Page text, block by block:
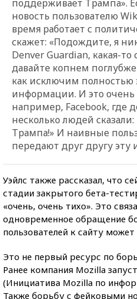
поддерживает Трампа».
новость пользователю
время работает с
скажет: «Подождите, я
Denver Guardian, какая-
давайте копнем
как исключим полностью
информации. И это очень
например, Facebook, где
несколько людей
Трампа!» И наивные
передают друг другу
Уэйлс также рассказал, что
стадии закрытого бета-
«очень, очень тихо». Это
одновременное обращение
пользователей к сайту
Это не первый ресурс по
Ранее компания Mozilla
(Инициатива Mozilla по
Также борьбу с фейковыми